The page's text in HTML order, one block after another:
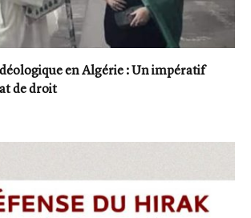
en Algérie : Un impératif
de droit